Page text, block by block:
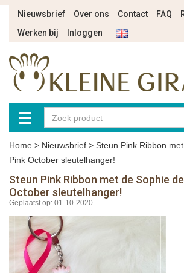
Nieuwsbrief Over ons Contact FAQ
Werken bij
Inloggen
Home > Nieuwsbrief > Steun Pink Ribbon
Pink October sleutelhanger!
Steun Pink Ribbon met de Sophie
October sleutelhanger!
Geplaatst op: 01-10-2020